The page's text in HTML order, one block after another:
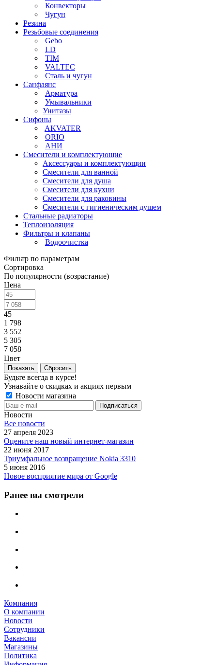
Конвекторы
Чугун
Резина
Резьбовые соединения
Gebo
LD
TIM
VALTEC
Сталь и чугун
Санфаянс
Арматура
Умывальники
Унитазы
Сифоны
AKVATER
ORIO
АНИ
Смесители и комплектующие
Аксессуары и комплектующии
Смесители для ванной
Смесители для душа
Смесители для кухни
Смесители для раковины
Смесители с гигиеническим душем
Стальные радиаторы
Теплоизоляция
Фильтры и клапаны
Водоочистка
Фильтр по параметрам
Сортировка
По популярности (возрастание)
Цена
45
1 798
3 552
5 305
7 058
Цвет
Сбросить
Будьте всегда в курсе!
Узнавайте о скидках и акциях первым
Новости магазина
Новости
Все новости
27 апреля 2023
Оцените наш новый интернет-магазин
22 июня 2017
Триумфальное возвращение Nokia 3310
5 июня 2016
Новое восприятие мира от Google
Ранее вы смотрели
Компания
О компании
Новости
Сотрудники
Вакансии
Магазины
Политика